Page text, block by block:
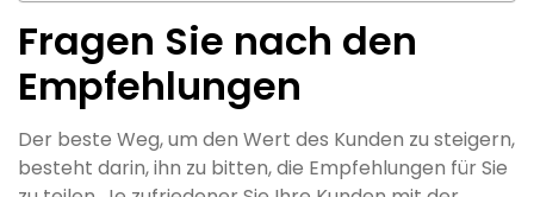
Fragen Sie nach den
Empfehlungen
Der beste Weg, um den Wert des Kunden zu steigern,
besteht darin, ihn zu bitten, die Empfehlungen für Sie